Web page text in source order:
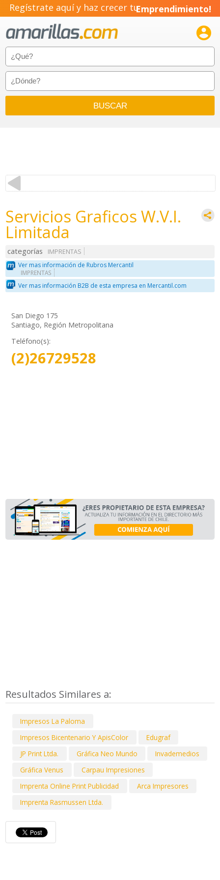
Regístrate aquí y haz crecer tuEmprendimiento!

Servicios Graficos W.V.I.
Limitada
categorías
IMPRENTAS
Ver mas información de Rubros Mercantil
IMPRENTAS
Ver mas información B2B de esta empresa en Mercantil.com
San Diego 175
Santiago, Región Metropolitana
Teléfono(s):
(2)26729528
Resultados Similares a:
Impresos La Paloma
Impresos Bicentenario Y ApisColor
Edugraf
JP Print Ltda.
Gráfica Neo Mundo
Invademedios
Gráfica Venus
Carpau Impresiones
Imprenta Online Print Publicidad
Arca Impresores
Imprenta Rasmussen Ltda.